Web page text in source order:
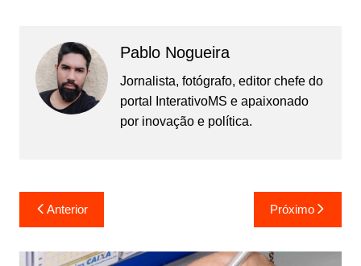
Pablo Nogueira
Jornalista, fotógrafo, editor chefe do
portal InterativoMS e apaixonado
por inovação e política.
Navegação
de
Post
Anterior Próximo